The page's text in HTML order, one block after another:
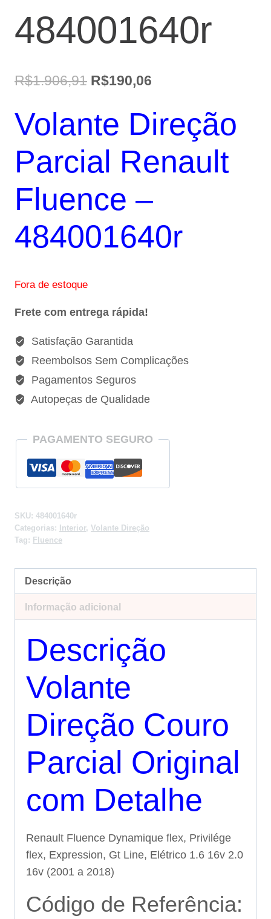
484001640r
R$1.906,91 O
original
R$1.906,91.
R$190,06
atual
R$190,06.
Volante Direção
Parcial Renault
Fluence –
484001640r
Fora de estoque
Frete com entrega rápida!
Satisfação Garantida
Reembolsos Sem Complicações
Pagamentos Seguros
Autopeças de Qualidade
PAGAMENTO SEGURO
SKU: 484001640r
Categorias:
Interior, Volante Direção
Tag: Fluence
Descrição
Informação adicional
Descrição
Volante
Direção Couro
Parcial Original
com Detalhe
Renault Fluence Dynamique flex, Privilége
flex, Expression, Gt Line, Elétrico 1.6 16v 2.0
16v (2001 a 2018)
Código de Referência: